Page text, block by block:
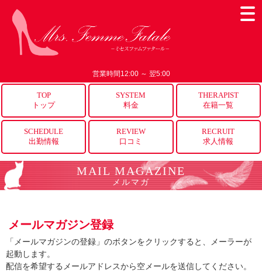
営業時間12:00 ～ 翌5:00
TOP
トップ
SYSTEM
料金
THERAPIST
在籍一覧
SCHEDULE
出勤情報
REVIEW
口コミ
RECRUIT
求人情報
MAIL MAGAZINE
メルマガ
メールマガジン登録
「メールマガジンの登録」のボタンをクリックすると、メーラーが
起動します。
配信を希望するメールアドレスから空メールを送信してください。